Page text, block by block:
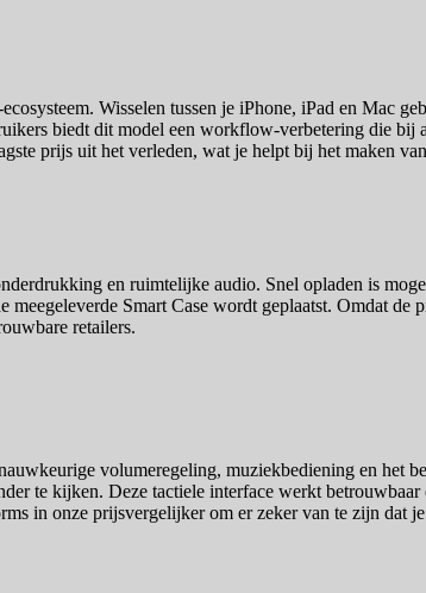
Wisselen tussen je iPhone, iPad en Mac
biedt dit model een workflow-verbetering die
prijs uit het verleden, wat je helpt bij het maken
en ruimtelijke audio. Snel opladen is
meegeleverde Smart Case wordt geplaatst. Omdat
retailers.
volumeregeling, muziekbediening en het
te kijken. Deze tactiele interface werkt
in onze prijsvergelijker om er zeker van te zijn dat